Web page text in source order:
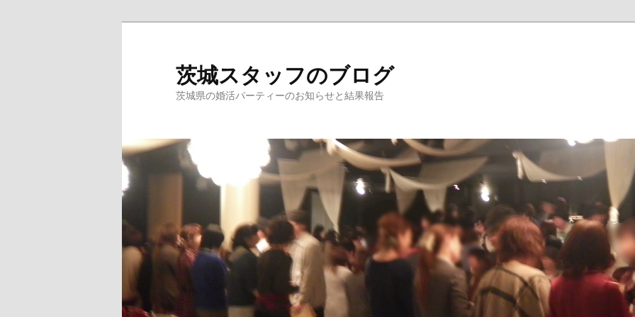
茨城スタッフのブログ
茨城県の婚活パーティーのお知らせと結果報告